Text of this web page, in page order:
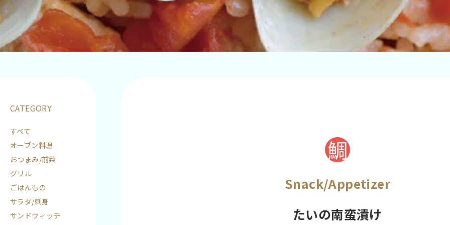
CATEGORY
すべて
オーブン料理
おつまみ/前菜
グリル
ごはんもの
サラダ/刺身
サンドウィッチ
鯛
Snack/Appetizer
たいの南蛮漬け